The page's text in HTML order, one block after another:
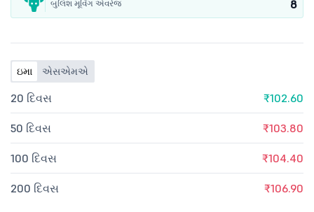
બુલિશ મૂવિંગ એવરેજ 8
ઇમા એસએમએ
20 દિવસ ₹102.60
50 દિવસ ₹103.80
100 દિવસ ₹104.40
200 દિવસ ₹106.90